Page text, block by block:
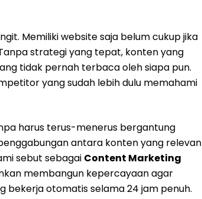
Memiliki website saja belum cukup jika
strategi yang tepat, konten yang
tidak pernah terbaca oleh siapa pun.
yang sudah lebih dulu memahami
harus terus-menerus bergantung
antara konten yang relevan
sebut sebagai Content Marketing
membangun kepercayaan agar
bekerja otomatis selama 24 jam penuh.